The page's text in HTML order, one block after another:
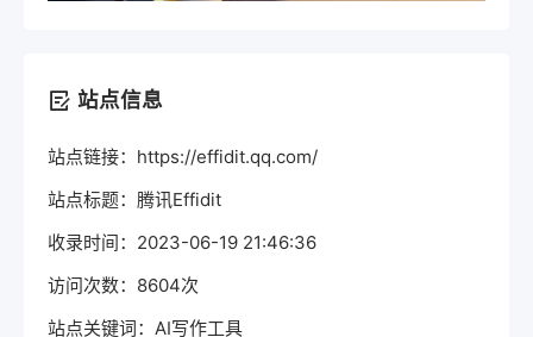
站点信息
站点链接：https://effidit.qq.com/
站点标题：腾讯Effidit
收录时间：2023-06-19 21:46:36
访问次数：8604次
站点关键词：AI写作工具